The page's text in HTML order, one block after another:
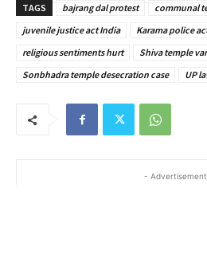
TAGS bajrang dal protest
communal
juvenile justice act India
Karama police
religious sentiments hurt
Shiva temple
Sonbhadra temple desecration case
UP
-